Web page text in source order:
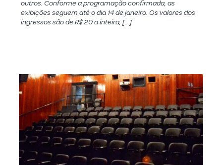
outros. Conforme a programação confirmada, as
exibições seguem até o dia 14 de janeiro. Os valores dos
ingressos são de R$ 20 a inteira, […]